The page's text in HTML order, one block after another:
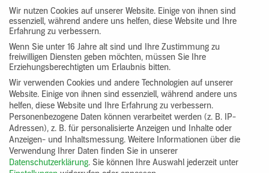
875,01 €
VK7
625,00 €
Gruppenprodukt
yosima_designputz_bigb
Wir nutzen Cookies auf unserer Website. Einige von ihnen sind
essenziell, während andere uns helfen, diese Website und Ihre
Erfahrung zu verbessern.
Wenn Sie unter 16 Jahre alt sind und Ihre Zustimmung zu
freiwilligen Diensten geben möchten, müssen Sie Ihre
Erziehungsberechtigten um Erlaubnis bitten.
Wir verwenden Cookies und andere Technologien auf unserer
Website. Einige von ihnen sind essenziell, während andere uns
helfen, diese Website und Ihre Erfahrung zu verbessern.
Personenbezogene Daten können verarbeitet werden (z. B. IP-
Adressen), z. B. für personalisierte Anzeigen und Inhalte oder
Anzeigen- und Inhaltsmessung. Weitere Informationen über die
Verwendung Ihrer Daten finden Sie in unserer
Datenschutzerklärung. Sie können Ihre Auswahl jederzeit unter